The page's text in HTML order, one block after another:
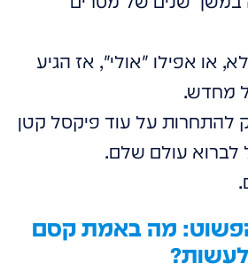
או אפילו "אולי", אז הגיע
מחדש.
להתחרות על עוד פיקסל קטן
לברוא עולם שלם.
מה באמת קסם
לעשות?